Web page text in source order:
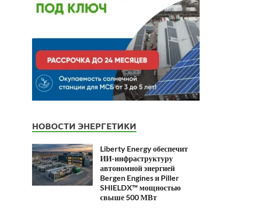
НОВОСТИ ЭНЕРГЕТИКИ
Liberty Energy обеспечит
ИИ-инфраструктуру
автономной энергией
Bergen Engines и Piller
SHIELDX™ мощностью
свыше 500 МВт